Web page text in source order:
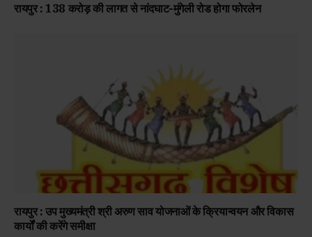
रायपुर : 138 करोड़ की लागत से नांदघाट-मुंगेली रोड होगा फोरलेन
रायपुर : उप मुख्यमंत्री श्री अरुण साव योजनाओं के क्रियान्वयन और विकास
कार्यों की करेंगे समीक्षा